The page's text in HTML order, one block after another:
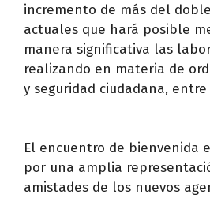
incremento de más del
actuales que hará posible
manera significativa las
realizando en materia de
y seguridad ciudadana, entre
El encuentro de bienvenida
por una amplia
amistades de los nuevos